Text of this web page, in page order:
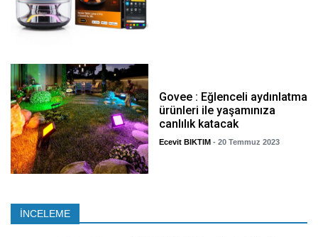
Govee : Eğlenceli aydınlatma
ürünleri ile yaşamınıza
canlılık katacak
Ecevit BIKTIM - 20 Temmuz 2023
İNCELEME